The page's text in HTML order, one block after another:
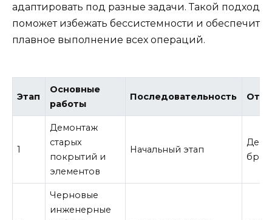
адаптировать под разные задачи. Такой подход
поможет избежать бессистемности и обеспечит
плавное выполнение всех операций.
Этап
Основные
работы
Последовательность
1
Демонтаж
старых
покрытий и
элементов
Начальный этап
Черновые
инженерные